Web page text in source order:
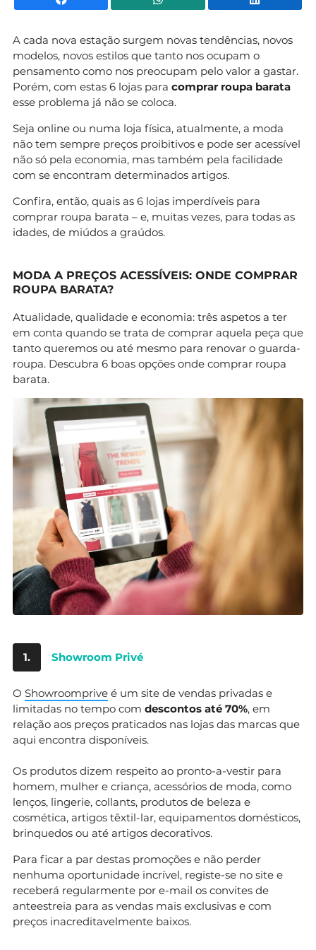
A cada nova estação surgem novas tendências, novos
modelos, novos estilos que tanto nos ocupam o
pensamento como nos preocupam pelo valor a gastar.
Porém, com estas 6 lojas para comprar roupa barata
esse problema já não se coloca.
Seja online ou numa loja física, atualmente, a moda
não tem sempre preços proibitivos e pode ser acessível
não só pela economia, mas também pela facilidade
com se encontram determinados artigos.
Confira, então, quais as 6 lojas imperdíveis para
comprar roupa barata – e, muitas vezes, para todas as
idades, de miúdos a graúdos.
MODA A PREÇOS ACESSÍVEIS: ONDE COMPRAR
ROUPA BARATA?
Atualidade, qualidade e economia: três aspetos a ter
em conta quando se trata de comprar aquela peça que
tanto queremos ou até mesmo para renovar o guarda-
roupa. Descubra 6 boas opções onde comprar roupa
barata.
1. Showroom Privé
O Showroomprive é um site de vendas privadas e
limitadas no tempo com descontos até 70%, em
relação aos preços praticados nas lojas das marcas que
aqui encontra disponíveis.
Os produtos dizem respeito ao pronto-a-vestir para
homem, mulher e criança, acessórios de moda, como
lenços, lingerie, collants, produtos de beleza e
cosmética, artigos têxtil-lar, equipamentos domésticos,
brinquedos ou até artigos decorativos.
Para ficar a par destas promoções e não perder
nenhuma oportunidade incrível, registe-se no site e
receberá regularmente por e-mail os convites de
anteestreia para as vendas mais exclusivas e com
preços inacreditavelmente baixos.